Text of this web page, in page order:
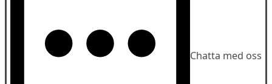
Chatta med oss